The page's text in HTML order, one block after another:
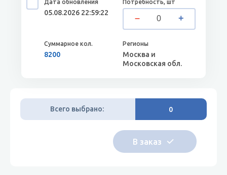
05.08.2026 22:59:22
8200
Москва и
Московская обл.
Всего выбрано: 0